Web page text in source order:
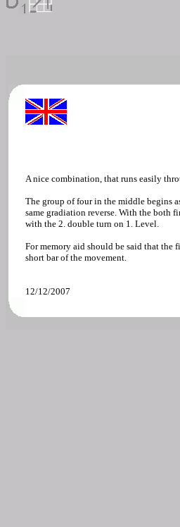
A nice combination, that runs easily
The group of four in the middle begins
same gradiation reverse. With the both
with the 2. double turn on 1. Level.
For memory aid should be said that the
short bar of the movement.
12/12/2007